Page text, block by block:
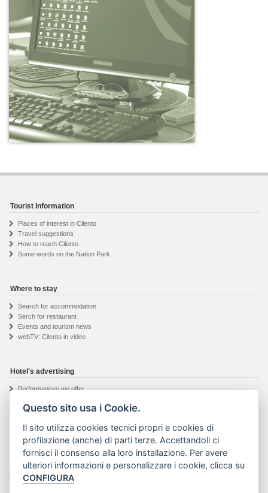
Tourist Information
Places of interest in Cilento
Travel suggestions
How to reach Cilento
Some words on the Nation Park
Where to stay
Search for accommodation
Serch for restaurant
Events and tourism news
webTV: Cilento in video
Hotel's advertising
Performances we offer
Informations request
The Visit Cilento project
Details about the project
The web agency
Questo sito usa i Cookie.
Il sito utilizza cookies tecnici propri e cookies di
profilazione (anche) di parti terze. Accettandoli ci
fornisci il consenso alla loro installazione. Per avere
ulteriori informazioni e personalizzare i cookie, clicca su
CONFIGURA